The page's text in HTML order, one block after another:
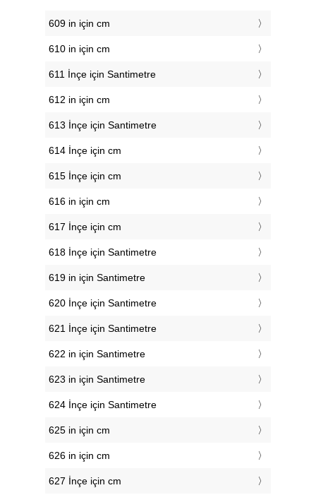
609 in için cm
610 in için cm
611 İnçe için Santimetre
612 in için cm
613 İnçe için Santimetre
614 İnçe için cm
615 İnçe için cm
616 in için cm
617 İnçe için cm
618 İnçe için Santimetre
619 in için Santimetre
620 İnçe için Santimetre
621 İnçe için Santimetre
622 in için Santimetre
623 in için Santimetre
624 İnçe için Santimetre
625 in için cm
626 in için cm
627 İnçe için cm